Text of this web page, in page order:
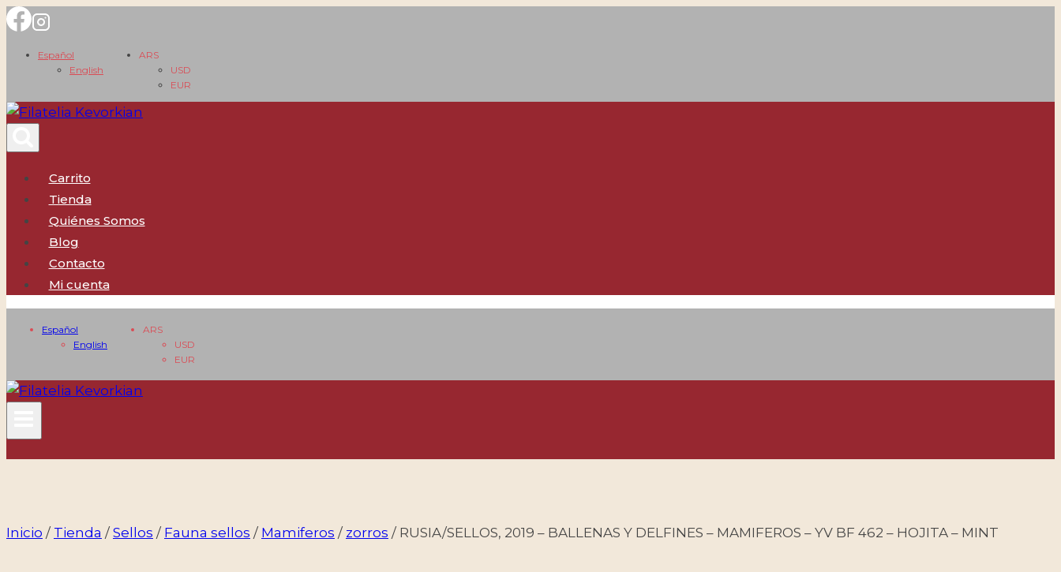
Saltar
contenido
Español
English
ARS
USD
EUR
Carrito
Tienda
Quiénes Somos
Blog
Contacto
Mi cuenta
Español
English
ARS
USD
EUR
Inicio / Tienda / Sellos / Fauna sellos / Mamiferos / zorros / RUSIA/SELLOS, 2019 – BALLENAS Y DELFINES – MAMIFEROS – YV BF 462 – HOJITA – MINT